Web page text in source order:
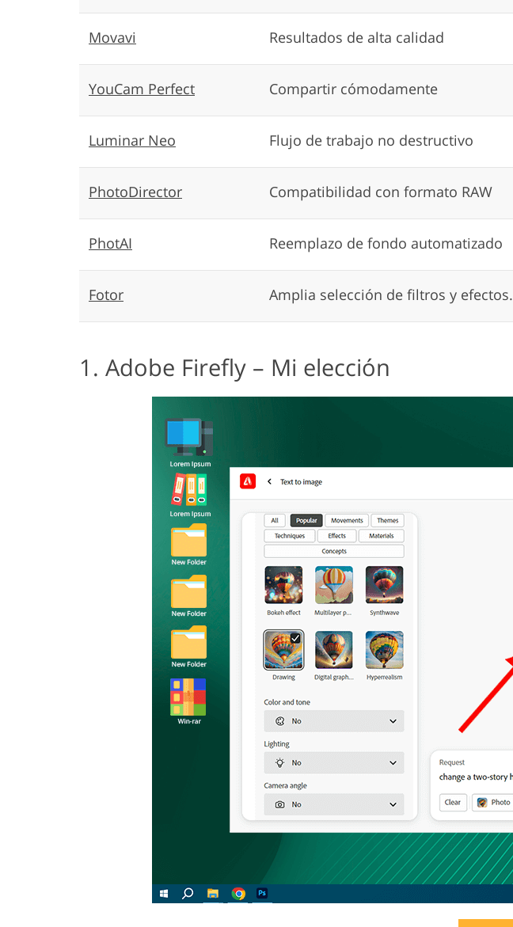
Movavi Resultados de alta calidad
YouCam Perfect Compartir cómodamente
Luminar Neo Flujo de trabajo no destructivo
PhotoDirector Compatibilidad con formato RAW
PhotAI Reemplazo de fondo automatizado
Fotor Amplia selección de filtros y efectos.
1. Adobe Firefly – Mi elección